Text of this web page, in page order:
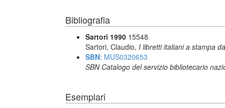
Bibliografia
Sartori 1990 15548
Sartori, Claudio, I libretti italiani a stampa
SBN: MUS0320653
SBN Catalogo del servizio bibliotecario
Esemplari